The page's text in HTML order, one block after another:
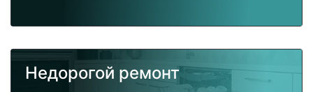
Недорогой ремонт